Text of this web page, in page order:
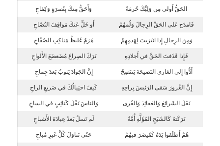
الحَقُّ أَولى مِن وَلِيِّكَ حُرمَةً وَأَحَقُّ مِنكَ بِنُصرَةٍ وَكِفاحِ
فَامدَح عَلى الحَقِّ الرِجالَ وَلُمهُمُ أَو خَلِّ عَنكَ مَواقِفَ النُصّاحِ
وَمِنَ الرِجالِ إِذا انبَرَيتَ لِهَدمِهِمْ هَرَمٌ غَليظُ مَناكِبِ الصُفّاحِ
فَإِذا قَذَفتَ الحَقَّ في أَجلادِهِ تَرَكَ الصِراعَ مُضَعضَعَ الأَلواحِ
أَدُّوا إِلى الغازي النَصيحَةَ يَنتَصِحْ إِنَّ الجَوادَ يَثوبُ بَعدَ جِماحِ
إِنَّ الغُرورَ سَقى الرَئيسَ بِراحِهِ كَيفَ احتِيالُكَ في صَريعِ الراحِ
نَقَلَ الشَرائِعَ وَالعَقائِدَ وَالقُرى وَالناسَ نَقْلَ كَتائِبٍ في الساحِ
تَرَكَتهُ كَالشَبَحِ المُؤَلَّهِ أُمَّةٌ لَم تَسلُ بَعدُ عِبادَةَ الأَشباحِ
هُمْ أَطلَقوا يَدَهُ كَقَيصَرَ فيهُمُ حَتّى تَناوَلَ كُلَّ غَيرِ مُباحِ